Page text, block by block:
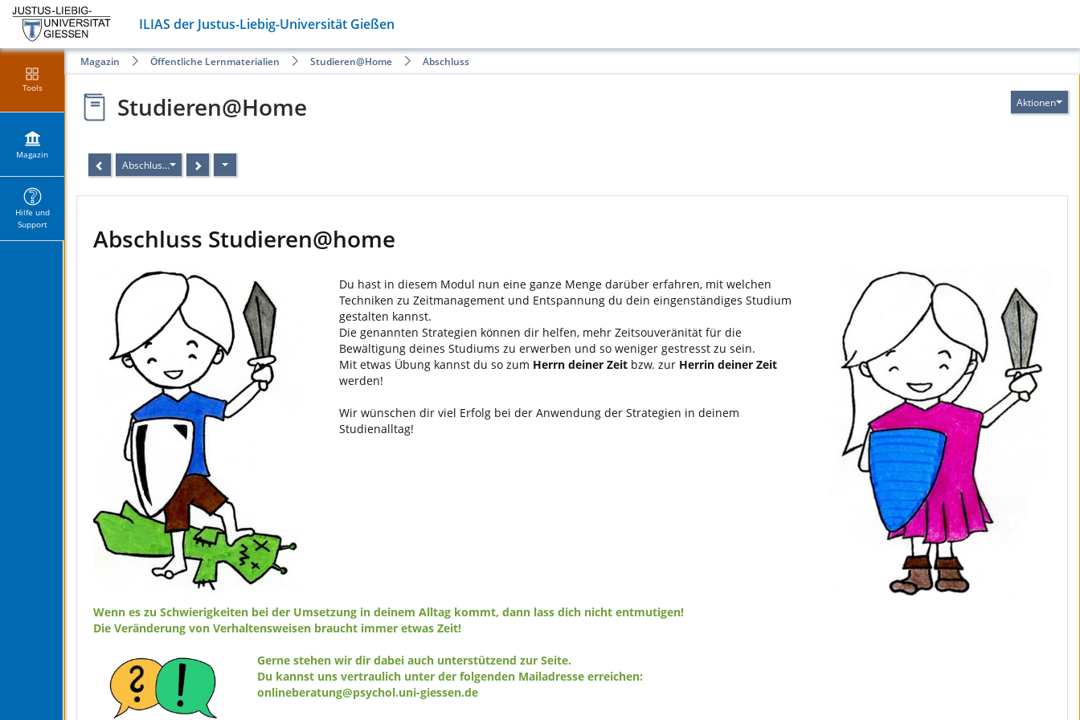
ILIAS der Justus-Liebig-Universität Gießen
Tools
Magazin
Hilfe und
Support
Magazin Öffentliche Lernmaterialien Studieren@Home Abschluss
Aktionen
Studieren@Home
Abschluss Studieren@home
Abschluss Studieren@home
Du hast in diesem Modul nun eine ganze Menge darüber erfahren, mit welchen
Techniken zu Zeitmanagement und Entspannung du dein eingenständiges Studium
gestalten kannst.
Die genannten Strategien können dir helfen, mehr Zeitsouveränität für die
Bewältigung deines Studiums zu erwerben und so weniger gestresst zu sein.
Mit etwas Übung kannst du so zum Herrn deiner Zeitbzw. zur Herrin deiner Zeit
werden!
Wir wünschen dir viel Erfolg bei der Anwendung der Strategien in deinem
Studienalltag!
Wenn es zu Schwierigkeiten bei der Umsetzung in deinem Alltag kommt, dann lass dich nicht entmutigen!
Die Veränderung von Verhaltensweisen braucht immer etwas Zeit!
Gerne stehen wir dir dabei auch unterstützend zur Seite.
Du kannst uns vertraulich unter der folgenden Mailadresse erreichen:
onlineberatung@psychol.uni-giessen.de